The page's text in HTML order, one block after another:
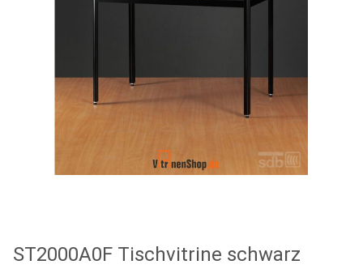
ST2000A0F Tischvitrine schwarz